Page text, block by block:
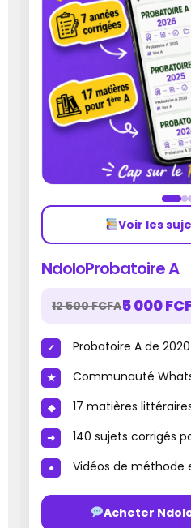
Voir les
NdoloProbatoire A
12 500 FCFA5 000
Probatoire A de
Communauté
17 matières
140 sujets corrigés
Vidéos de méthode
Acheter